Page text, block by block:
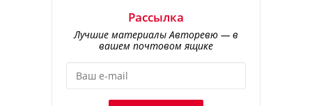
Рассылка
Лучшие материалы Авторевю — в
вашем почтовом ящике